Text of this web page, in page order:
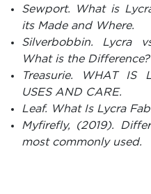
Sewport. What is
its Made and Where.
Silverbobbin. Lycra
What is the Difference?
Treasurie. WHAT IS
USES AND CARE.
Leaf. What Is Lycra
Myfirefly, (2019).
most commonly used.